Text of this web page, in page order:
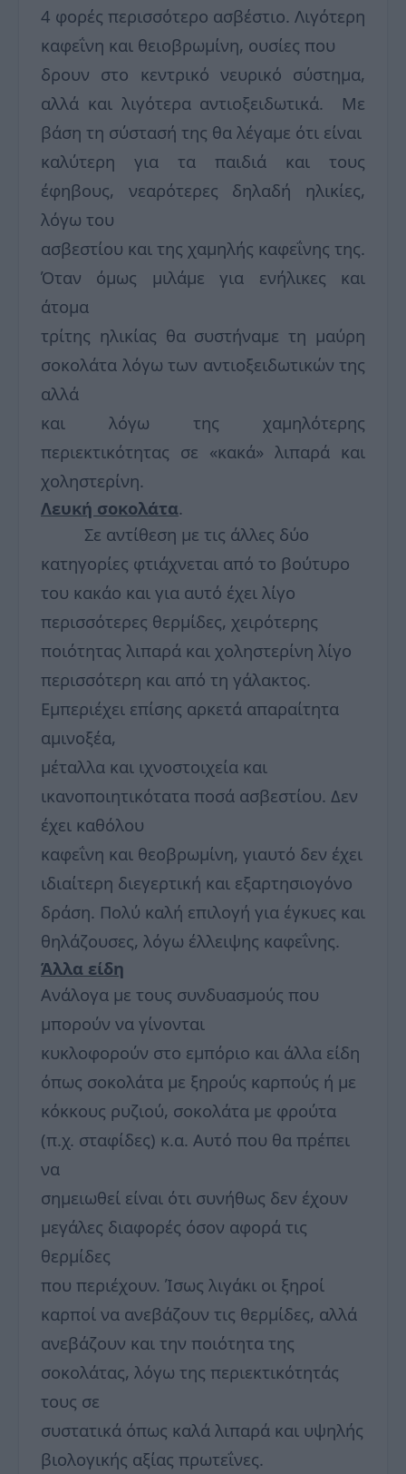
4 φορές περισσότερο ασβέστιο. Λιγότερη
καφεΐνη και θειοβρωμίνη, ουσίες που
δρουν στο κεντρικό νευρικό σύστημα,
αλλά και λιγότερα αντιοξειδωτικά. Με
βάση τη σύστασή της θα λέγαμε ότι είναι
καλύτερη για τα παιδιά και τους
έφηβους, νεαρότερες δηλαδή ηλικίες,
λόγω του
ασβεστίου και της χαμηλής καφεΐνης της.
Όταν όμως μιλάμε για ενήλικες και
άτομα
τρίτης ηλικίας θα συστήναμε τη μαύρη
σοκολάτα λόγω των αντιοξειδωτικών της
αλλά
και λόγω της χαμηλότερης
περιεκτικότητας σε «κακά» λιπαρά και
χοληστερίνη.
Λευκή σοκολάτα.
Σε αντίθεση με τις άλλες δύο
κατηγορίες φτιάχνεται από το βούτυρο
του κακάο και για αυτό έχει λίγο
περισσότερες θερμίδες, χειρότερης
ποιότητας λιπαρά και χοληστερίνη λίγο
περισσότερη και από τη γάλακτος.
Εμπεριέχει επίσης αρκετά απαραίτητα
αμινοξέα,
μέταλλα και ιχνοστοιχεία και
ικανοποιητικότατα ποσά ασβεστίου. Δεν
έχει καθόλου
καφεΐνη και θεοβρωμίνη, γιαυτό δεν έχει
ιδιαίτερη διεγερτική και εξαρτησιογόνο
δράση. Πολύ καλή επιλογή για έγκυες και
θηλάζουσες, λόγω έλλειψης καφεΐνης.
Άλλα είδη
Ανάλογα με τους συνδυασμούς που
μπορούν να γίνονται
κυκλοφορούν στο εμπόριο και άλλα είδη
όπως σοκολάτα με ξηρούς καρπούς ή με
κόκκους ρυζιού, σοκολάτα με φρούτα
(π.χ. σταφίδες) κ.α. Αυτό που θα πρέπει
να
σημειωθεί είναι ότι συνήθως δεν έχουν
μεγάλες διαφορές όσον αφορά τις
θερμίδες
που περιέχουν. Ίσως λιγάκι οι ξηροί
καρποί να ανεβάζουν τις θερμίδες, αλλά
ανεβάζουν και την ποιότητα της
σοκολάτας, λόγω της περιεκτικότητάς
τους σε
συστατικά όπως καλά λιπαρά και υψηλής
βιολογικής αξίας πρωτεΐνες.